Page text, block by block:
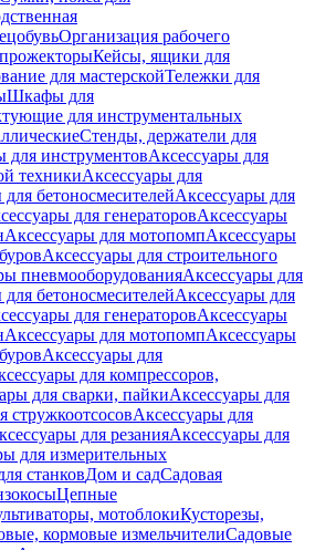
Организация рабочего
Кейсы, ящики для
для мастерскойТележки для
Шкафы для
для инструментальных
Стенды, держатели для
для инструментовАксессуары для
техникиАксессуары для
бетоносмесителейАксессуары для
для генераторовАксессуары
Аксессуары для мотопомпАксессуары
Аксессуары для строительного
пневмооборудованияАксессуары для
бетоносмесителейАксессуары для
для генераторовАксессуары
Аксессуары для мотопомпАксессуары
Аксессуары для
для компрессоров,
для сварки, пайкиАксессуары для
стружкоотсосовАксессуары для
для резанияАксессуары для
для измерительных
станковДом и садСадовая
Цепные
мотоблокиКусторезы,
кормовые измельчителиСадовые